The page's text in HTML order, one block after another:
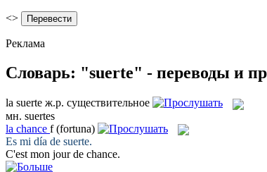
<>
Реклама
Словарь: "suerte" - переводы и
la suerte ж.р. существительное
мн. suertes
la chance f (fortuna)
Es mi día de suerte.
C'est mon jour de chance.